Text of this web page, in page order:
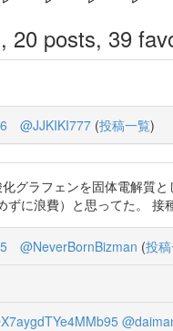
20 posts, 39
@JJKIKI777 (投稿一覧)
グラフェンを固体電解質
ずに浪費）と思ってた。
@NeverBornBizman (投